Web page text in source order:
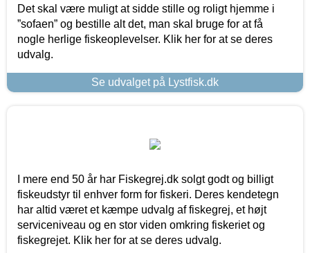
Det skal være muligt at sidde stille og roligt hjemme i
”sofaen” og bestille alt det, man skal bruge for at få
nogle herlige fiskeoplevelser. Klik her for at se deres
udvalg.
Se udvalget på Lystfisk.dk
I mere end 50 år har Fiskegrej.dk solgt godt og billigt
fiskeudstyr til enhver form for fiskeri. Deres kendetegn
har altid været et kæmpe udvalg af fiskegrej, et højt
serviceniveau og en stor viden omkring fiskeriet og
fiskegrejet. Klik her for at se deres udvalg.